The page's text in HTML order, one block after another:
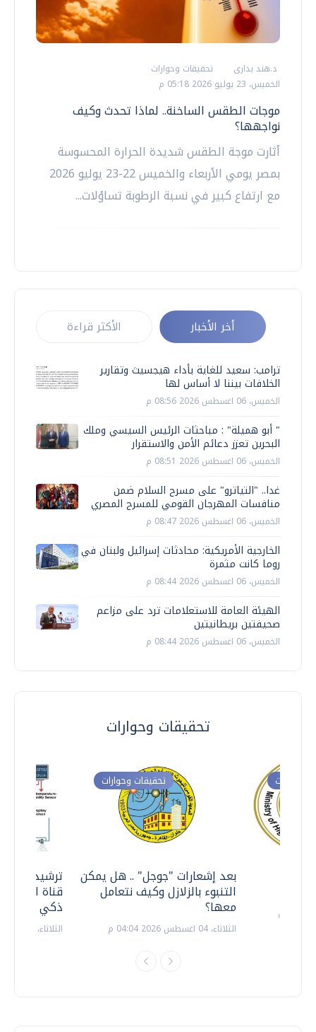
د.هند بدارى
تحقيقات وحوارات
الخميس، 23 يوليو 2026 05:18 م
موجات الطقس الساخنة.. لماذا تحدث وكيف
نواجهها؟
أثارت موجة الطقس شديدة الحرارة المحسوسة
بمصر يومي الأربعاء والخميس 22-23 يوليو 2026
مع ارتفاع كبير في نسبة الرطوبة تساؤلات...
أخر الأخبار الأكثر قراءة
ترامب: سعيد للغاية بأداء هيجسيث وتقارير
الخلافات بيننا لا أساس لها
الخميس، 06 اغسطس 2026 08:56 م
" أبو هميلة" : مباحثات الرئيس السيسي وملك
البحرين تعزز دعائم الأمن والاستقرار
الخميس، 06 اغسطس 2026 08:51 م
غدا.. "التياترو" على مسرح السلام ضمن
منافسات المهرجان القومي للمسرح المصري
الخميس، 06 اغسطس 2026 08:47 م
الخارجية الأمريكية: محادثات إسرائيل ولبنان في
روما كانت مثمرة
الخميس، 06 اغسطس 2026 08:44 م
الهيئة العامة للاستعلامات ترد على مزاعم
صحيفتين بريطانيتين
الخميس، 06 اغسطس 2026 08:44 م
تحقيقات وحوارات
ترشيدا
قناة
ذكي
الثلاثاء، 14 يوليو 2026 06:11 م
تحقيقات وحوارات
بعد إشعارات "جوجل" .. هل يمكن
التنبوء بالزلازل وكيف نتعامل
معها؟
الثلاثاء، 04 اغسطس 2026 04:04 م
وحوارات